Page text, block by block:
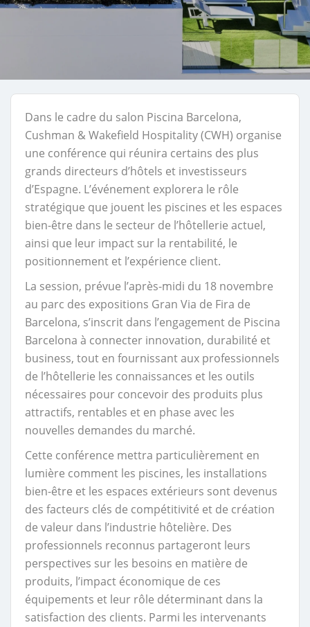
Dans le cadre du salon Piscina Barcelona,
Cushman & Wakefield Hospitality (CWH) organise
une conférence qui réunira certains des plus
grands directeurs d’hôtels et investisseurs
d’Espagne. L’événement explorera le rôle
stratégique que jouent les piscines et les espaces
bien-être dans le secteur de l’hôtellerie actuel,
ainsi que leur impact sur la rentabilité, le
positionnement et l’expérience client.
La session, prévue l’après-midi du 18 novembre
au parc des expositions Gran Via de Fira de
Barcelona, s’inscrit dans l’engagement de Piscina
Barcelona à connecter innovation, durabilité et
business, tout en fournissant aux professionnels
de l’hôtellerie les connaissances et les outils
nécessaires pour concevoir des produits plus
attractifs, rentables et en phase avec les
nouvelles demandes du marché.
Cette conférence mettra particulièrement en
lumière comment les piscines, les installations
bien-être et les espaces extérieurs sont devenus
des facteurs clés de compétitivité et de création
de valeur dans l’industrie hôtelière. Des
professionnels reconnus partageront leurs
perspectives sur les besoins en matière de
produits, l’impact économique de ces
équipements et leur rôle déterminant dans la
satisfaction des clients. Parmi les intervenants